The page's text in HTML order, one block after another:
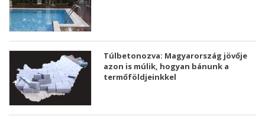
Túlbetonozva: Magyarország jövője
azon is múlik, hogyan bánunk a
termőföldjeinkkel